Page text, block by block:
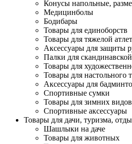
Конусы напольные,
Медицинболы
Бодибары
Товары для единоборств
Товары для тяжелой
Аксессуары для защиты
Палки для
Товары для
Товары для настольного
Аксессуары для
Спортивные сумки
Товары для зимних
Спортивные аксессуары
Товары для дачи, туризма,
Шашлыки на даче
Товары для животных